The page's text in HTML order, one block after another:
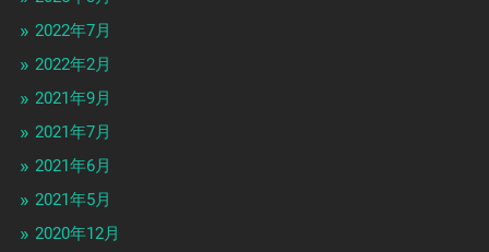
2022年7月
2022年2月
2021年9月
2021年7月
2021年6月
2021年5月
2020年12月